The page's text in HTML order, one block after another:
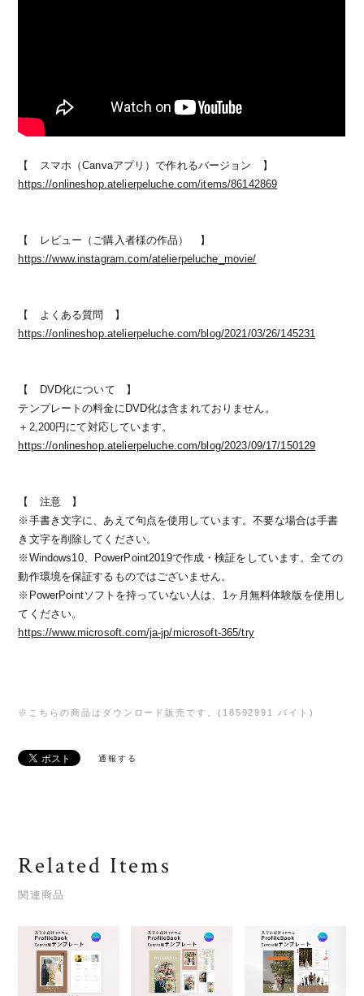
【 スマホ（Canvaアプリ）で作れるバージョン 】
https://onlineshop.atelierpeluche.com/items/86142869
【 レビュー（ご購入者様の作品） 】
https://www.instagram.com/atelierpeluche_movie/
【 よくある質問 】
https://onlineshop.atelierpeluche.com/blog/2021/03/26/145231
【 DVD化について 】
テンプレートの料金にDVD化は含まれておりません。
＋2,200円にて対応しています。
https://onlineshop.atelierpeluche.com/blog/2023/09/17/150129
【 注意 】
※手書き文字に、あえて句点を使用しています。不要な場合は手書
き文字を削除してください。
※Windows10、PowerPoint2019で作成・検証をしています。全ての
動作環境を保証するものではございません。
※PowerPointソフトを持っていない人は、1ヶ月無料体験版を使用し
てください。
https://www.microsoft.com/ja-jp/microsoft-365/try
※こちらの商品はダウンロード販売です。(18592991 バイト)
通報する
Related Items
関連商品